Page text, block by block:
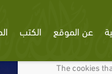
We use cookies to
The cookies
عن الموقع الكتب